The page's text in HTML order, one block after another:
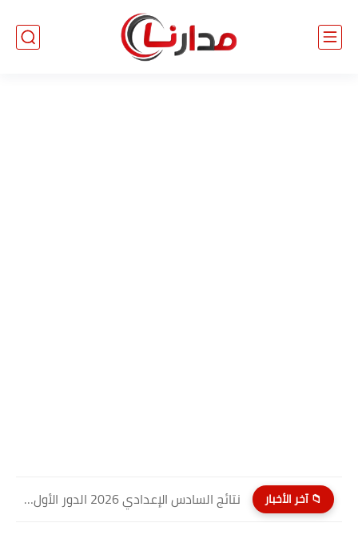
📁 آخر الأخبار نتائج السادس الإعدادي 2026 الدور الأول PDF كربلاء المقدسة| موقع...